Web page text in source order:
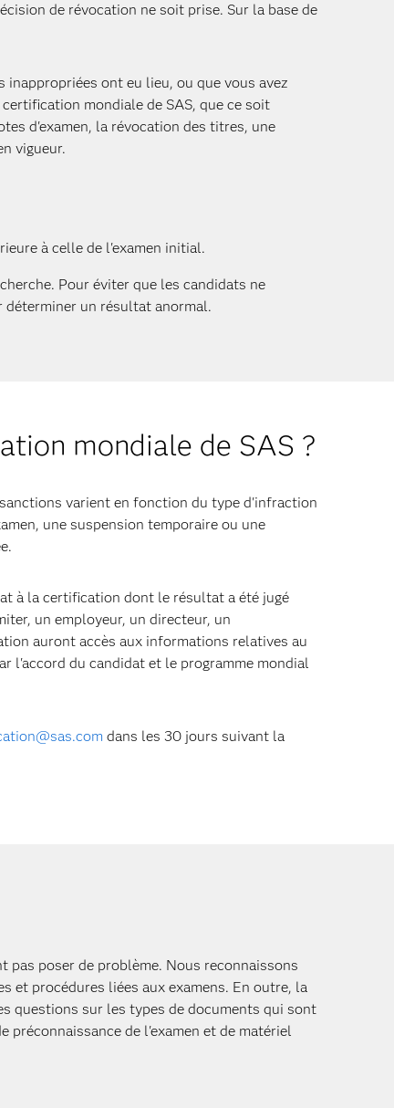
de révocation ne soit prise. Sur la base de
ont eu lieu, ou que vous avez
mondiale de SAS, que ce soit
d'examen, la révocation des titres, une
vigueur.
à celle de l'examen initial.
Pour éviter que les candidats ne
un résultat anormal.
mondiale de SAS ?
varient en fonction du type d'infraction
une suspension temporaire ou une
à la certification dont le résultat a été jugé
un employeur, un directeur, un
auront accès aux informations relatives au
l'accord du candidat et le programme mondial
dans les 30 jours suivant la
pas poser de problème. Nous reconnaissons
et procédures liées aux examens. En outre, la
questions sur les types de documents qui sont
préconnaissance de l'examen et de matériel